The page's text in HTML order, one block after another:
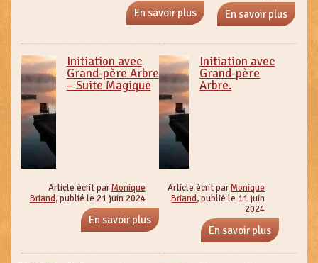
En savoir plus En savoir plus
Initiation avec
Grand-père Arbre
– Suite Magique
Article écrit parMonique
Briand, publié le 21 juin 2024
En savoir plus
Initiation avec
Grand-père
Arbre.
Article écrit parMonique
Briand, publié le 11 juin
2024
En savoir plus